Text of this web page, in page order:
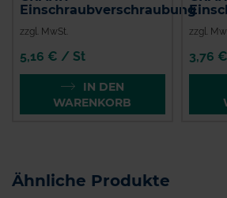
Einschraubverschraubung
zzgl. MwSt.
5,16 € / St
IN DEN
WARENKORB
zzgl.
3,76
Ähnliche Produkte